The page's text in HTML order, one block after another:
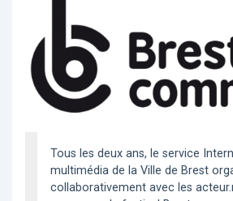
Tous les deux ans, le service
multimédia de la Ville de Brest
collaborativement avec les